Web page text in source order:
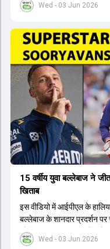
Wed - 03 Jun 2026
लिए नए कप्तान की तलाश
पटेल इस रेस में काफी पीछे हैं,
दौड़ से बाहर हैं। आगामी
टीम में शामिल किया जाएगा,
होंगे। इसके अलावा नीतीश
अगरकर की अगुवाई वाली चयन
कप और 2028 ओलंपिक के लिए
Wed - 03 Jun 2026
15 वर्षीय युवा बल्लेबाज ने
खिताब
इस वीडियो में आईपीएल के
बल्लेबाज के शानदार प्रदर्शन पर
सौ छिहत्तर रन बनाकर ऑरेंज
किया है। वीडियो में बताया गया